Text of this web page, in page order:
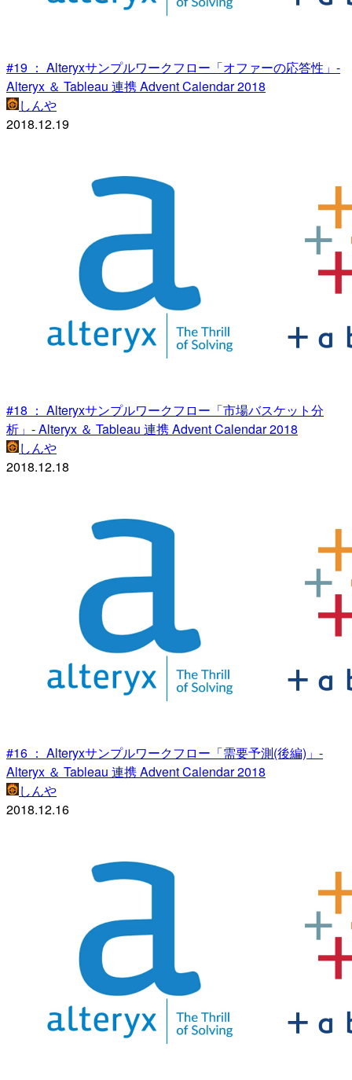
#19 ： Alteryxサンプルワークフロー「オファーの応答性」-
Alteryx ＆ Tableau 連携 Advent Calendar 2018
しんや
2018.12.19
#18 ： Alteryxサンプルワークフロー「市場バスケット分
析」- Alteryx ＆ Tableau 連携 Advent Calendar 2018
しんや
2018.12.18
#16 ： Alteryxサンプルワークフロー「需要予測(後編)」-
Alteryx ＆ Tableau 連携 Advent Calendar 2018
しんや
2018.12.16